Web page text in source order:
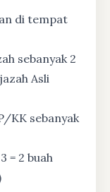
di tempat
sebanyak 2
Asli
KK sebanyak
= 2 buah